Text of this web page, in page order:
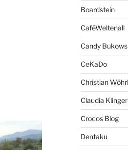
Boardstein
CaféWeltenall
Candy
CeKaDo
Christian Wöhrl
Claudia Klinger
Crocos Blog
Dentaku